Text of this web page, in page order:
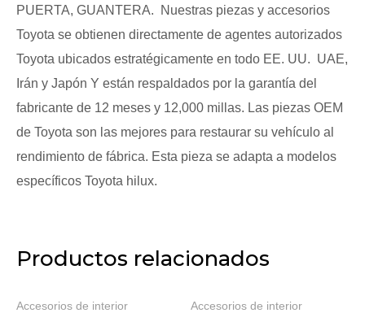
PUERTA, GUANTERA. Nuestras piezas y accesorios
Toyota se obtienen directamente de agentes autorizados
Toyota ubicados estratégicamente en todo EE. UU. UAE,
Irán y Japón Y están respaldados por la garantía del
fabricante de 12 meses y 12,000 millas. Las piezas OEM
de Toyota son las mejores para restaurar su vehículo al
rendimiento de fábrica. Esta pieza se adapta a modelos
específicos Toyota hilux.
Productos relacionados
Accesorios de interior Accesorios de interior